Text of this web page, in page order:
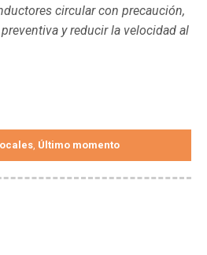
circular con precaución,
y reducir la velocidad al
, Último momento